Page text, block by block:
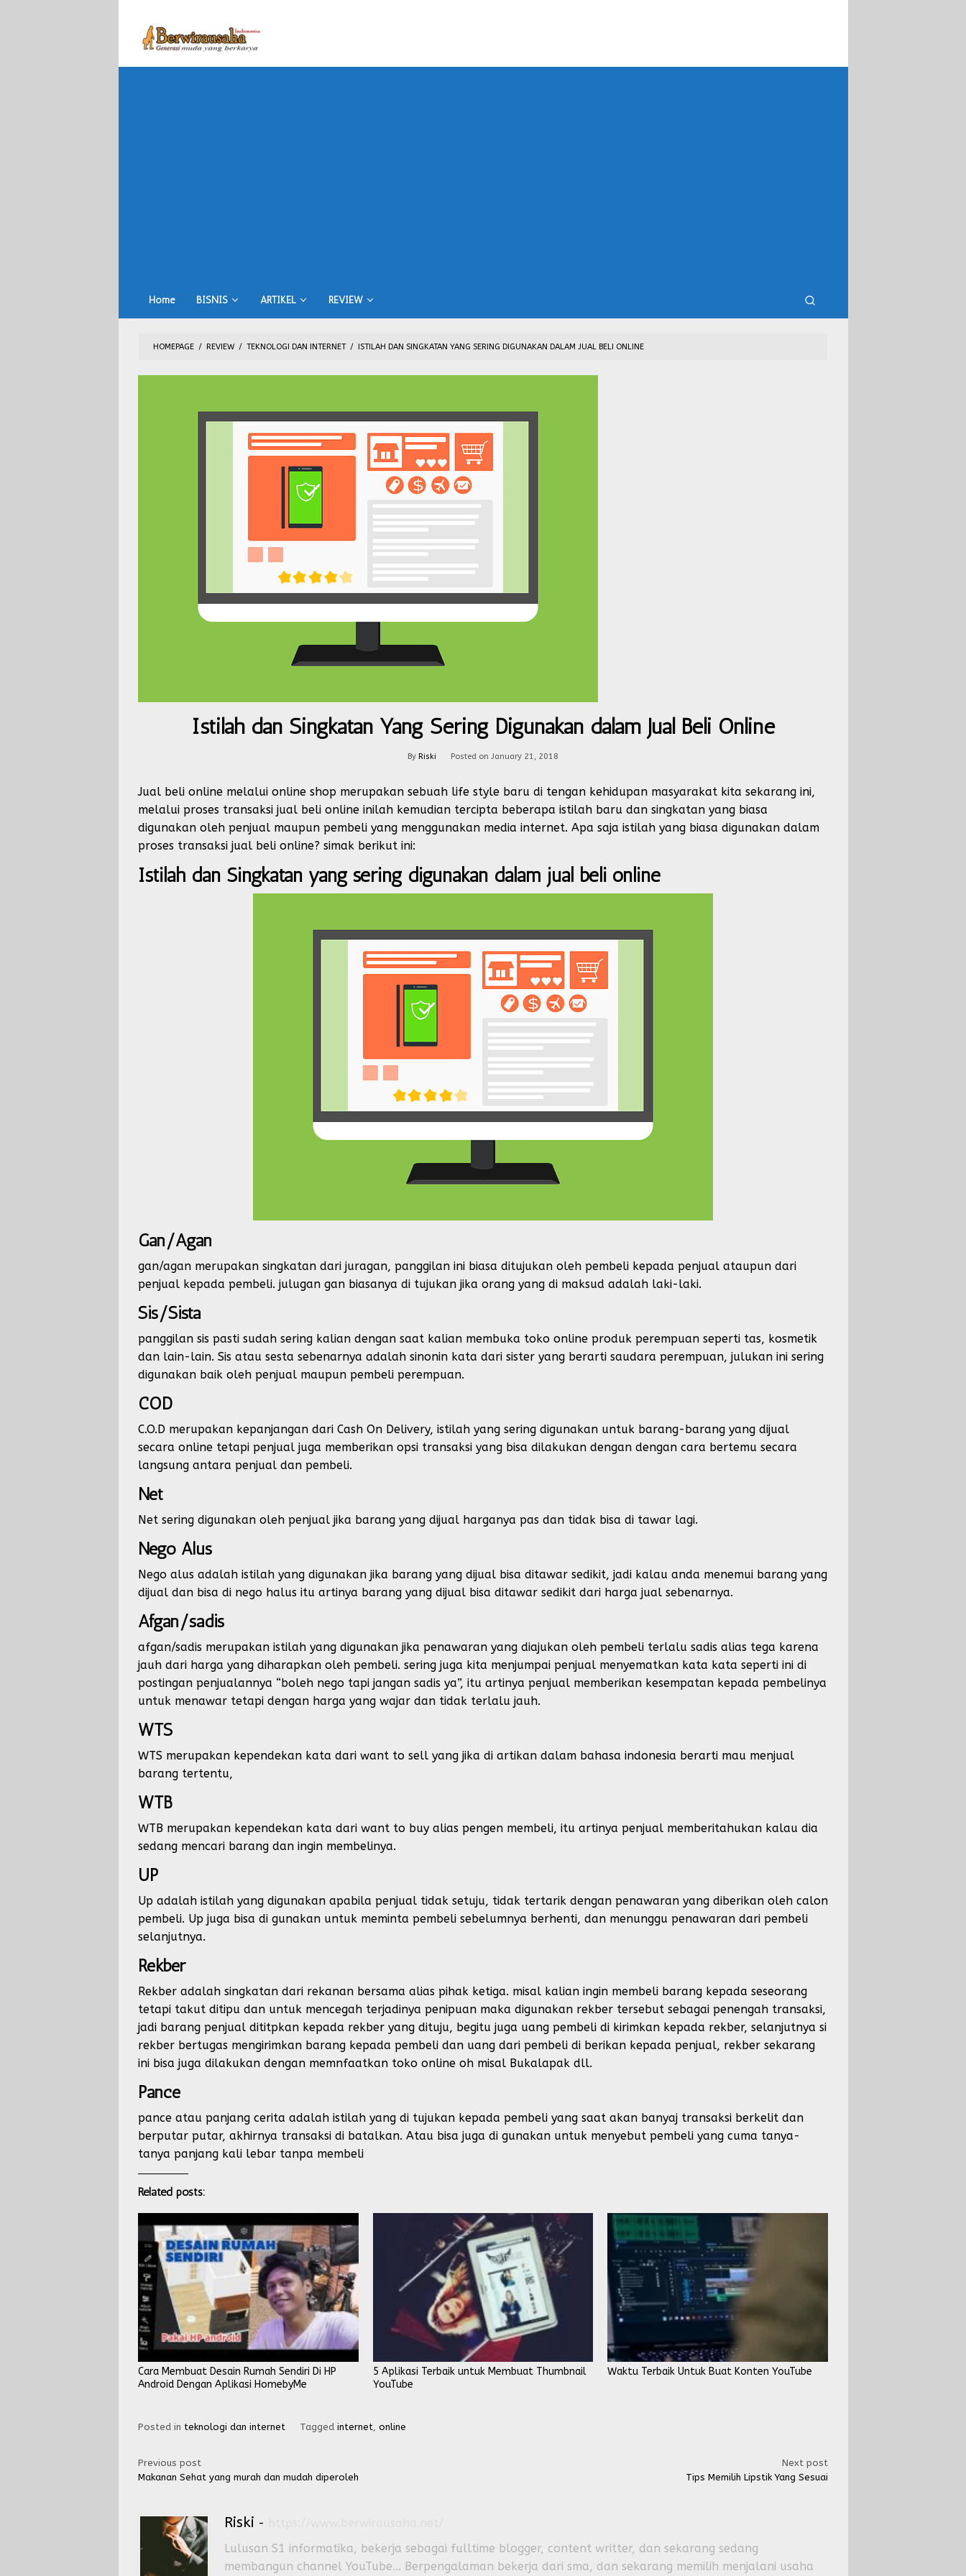
content
Home BISNIS ARTIKEL REVIEW
HOMEPAGE / REVIEW / TEKNOLOGI DAN INTERNET / ISTILAH DAN SINGKATAN YANG SERING DIGUNAKAN DALAM JUAL BELI ONLINE
Istilah dan Singkatan Yang Sering Digunakan dalam Jual Beli Online
By Riski Posted on January 21, 2018
Jual beli online melalui online shop merupakan sebuah life style baru di tengan kehidupan masyarakat kita sekarang ini,
melalui proses transaksi jual beli online inilah kemudian tercipta beberapa istilah baru dan singkatan yang biasa
digunakan oleh penjual maupun pembeli yang menggunakan media internet. Apa saja istilah yang biasa digunakan dalam
proses transaksi jual beli online? simak berikut ini:
Istilah dan Singkatan yang sering digunakan dalam jual beli online
Gan/Agan
gan/agan merupakan singkatan dari juragan, panggilan ini biasa ditujukan oleh pembeli kepada penjual ataupun dari
penjual kepada pembeli. julugan gan biasanya di tujukan jika orang yang di maksud adalah laki-laki.
Sis/Sista
panggilan sis pasti sudah sering kalian dengan saat kalian membuka toko online produk perempuan seperti tas, kosmetik
dan lain-lain. Sis atau sesta sebenarnya adalah sinonin kata dari sister yang berarti saudara perempuan, julukan ini sering
digunakan baik oleh penjual maupun pembeli perempuan.
COD
C.O.D merupakan kepanjangan dari Cash On Delivery, istilah yang sering digunakan untuk barang-barang yang dijual
secara online tetapi penjual juga memberikan opsi transaksi yang bisa dilakukan dengan dengan cara bertemu secara
langsung antara penjual dan pembeli.
Net
Net sering digunakan oleh penjual jika barang yang dijual harganya pas dan tidak bisa di tawar lagi.
Nego Alus
Nego alus adalah istilah yang digunakan jika barang yang dijual bisa ditawar sedikit, jadi kalau anda menemui barang yang
dijual dan bisa di nego halus itu artinya barang yang dijual bisa ditawar sedikit dari harga jual sebenarnya.
Afgan/sadis
afgan/sadis merupakan istilah yang digunakan jika penawaran yang diajukan oleh pembeli terlalu sadis alias tega karena
jauh dari harga yang diharapkan oleh pembeli. sering juga kita menjumpai penjual menyematkan kata kata seperti ini di
postingan penjualannya “boleh nego tapi jangan sadis ya”, itu artinya penjual memberikan kesempatan kepada pembelinya
untuk menawar tetapi dengan harga yang wajar dan tidak terlalu jauh.
WTS
WTS merupakan kependekan kata dari want to sell yang jika di artikan dalam bahasa indonesia berarti mau menjual
barang tertentu,
WTB
WTB merupakan kependekan kata dari want to buy alias pengen membeli, itu artinya penjual memberitahukan kalau dia
sedang mencari barang dan ingin membelinya.
UP
Up adalah istilah yang digunakan apabila penjual tidak setuju, tidak tertarik dengan penawaran yang diberikan oleh calon
pembeli. Up juga bisa di gunakan untuk meminta pembeli sebelumnya berhenti, dan menunggu penawaran dari pembeli
selanjutnya.
Rekber
Rekber adalah singkatan dari rekanan bersama alias pihak ketiga. misal kalian ingin membeli barang kepada seseorang
tetapi takut ditipu dan untuk mencegah terjadinya penipuan maka digunakan rekber tersebut sebagai penengah transaksi,
jadi barang penjual dititpkan kepada rekber yang dituju, begitu juga uang pembeli di kirimkan kepada rekber, selanjutnya si
rekber bertugas mengirimkan barang kepada pembeli dan uang dari pembeli di berikan kepada penjual, rekber sekarang
ini bisa juga dilakukan dengan memnfaatkan toko online oh misal Bukalapak dll.
Pance
pance atau panjang cerita adalah istilah yang di tujukan kepada pembeli yang saat akan banyaj transaksi berkelit dan
berputar putar, akhirnya transaksi di batalkan. Atau bisa juga di gunakan untuk menyebut pembeli yang cuma tanya-
tanya panjang kali lebar tanpa membeli
Related posts:
Cara Membuat Desain Rumah Sendiri Di HP
Android Dengan Aplikasi HomebyMe
5 Aplikasi Terbaik untuk Membuat Thumbnail
YouTube
Waktu Terbaik Untuk Buat Konten YouTube
Posted in teknologi dan internet Tagged internet online
Post
navigation
Previous post
Makanan Sehat yang murah dan mudah diperoleh
Next post
Tips Memilih Lipstik Yang Sesuai
Riski -
Lulusan S1 informatika, bekerja sebagai fulltime blogger, content writter, dan sekarang sedang
membangun channel YouTube... Berpengalaman bekerja dari sma, dan sekarang memilih menjalani usaha